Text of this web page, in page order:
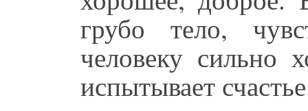
грубо тело,
человеку сильно
испытывает